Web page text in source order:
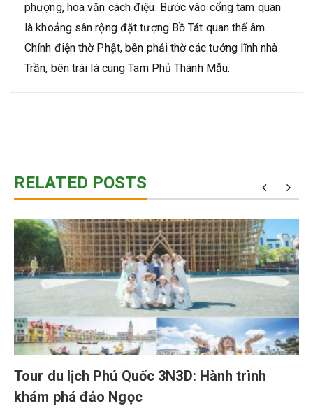
phượng, hoa văn cách điệu. Bước vào cổng tam quan
là khoảng sân rộng đặt tượng Bồ Tát quan thế âm.
Chính điện thờ Phật, bên phải thờ các tướng lĩnh nhà
Trần, bên trái là cung Tam Phủ Thánh Mẫu.
RELATED POSTS
Tour du lịch Phú Quốc 3N3D: Hành trình
khám phá đảo Ngọc